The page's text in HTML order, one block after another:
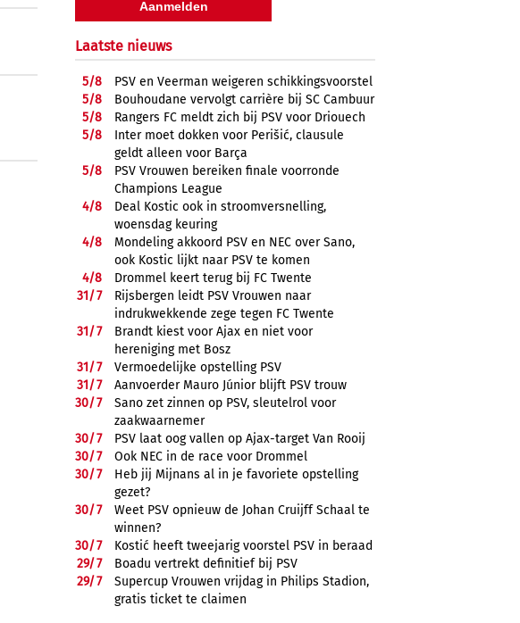
Laatste nieuws
5/8
PSV en Veerman weigeren schikkingsvoorstel
5/8
Bouhoudane vervolgt carrière bij SC Cambuur
5/8
Rangers FC meldt zich bij PSV voor Driouech
5/8
Inter moet dokken voor Perišić, clausule
geldt alleen voor Barça
5/8
PSV Vrouwen bereiken finale voorronde
Champions League
4/8
Deal Kostic ook in stroomversnelling,
woensdag keuring
4/8
Mondeling akkoord PSV en NEC over Sano,
ook Kostic lijkt naar PSV te komen
4/8
Drommel keert terug bij FC Twente
31/7
Rijsbergen leidt PSV Vrouwen naar
indrukwekkende zege tegen FC Twente
31/7
Brandt kiest voor Ajax en niet voor
hereniging met Bosz
31/7
Vermoedelijke opstelling PSV
31/7
Aanvoerder Mauro Júnior blijft PSV trouw
30/7
Sano zet zinnen op PSV, sleutelrol voor
zaakwaarnemer
30/7
PSV laat oog vallen op Ajax-target Van Rooij
30/7
Ook NEC in de race voor Drommel
30/7
Heb jij Mijnans al in je favoriete opstelling
gezet?
30/7
Weet PSV opnieuw de Johan Cruijff Schaal te
winnen?
30/7
Kostić heeft tweejarig voorstel PSV in beraad
29/7
Boadu vertrekt definitief bij PSV
29/7
Supercup Vrouwen vrijdag in Philips Stadion,
gratis ticket te claimen